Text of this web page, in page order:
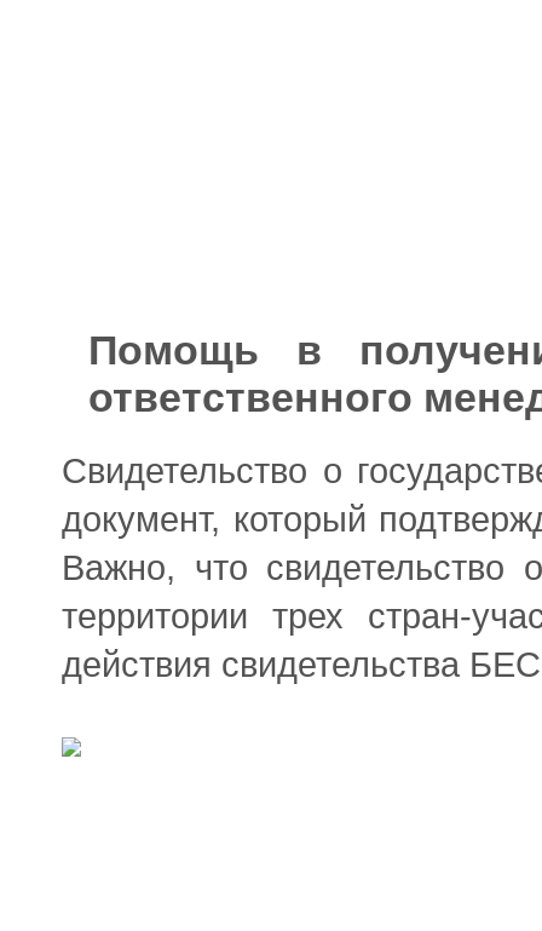
Помощь в
ответственного
Свидетельство о
документ, который
Важно, что свидетельство
территории трех стран-
действия свидетельства